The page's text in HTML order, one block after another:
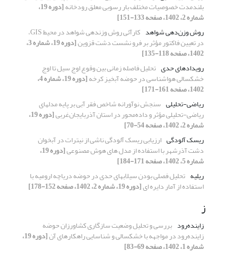
بلندمدت خصوصیات مختلف بار رسوبی معلق رودخانه [دوره 19،
شماره 2، 1402، صفحه 133-151]
روش وزن‌دهی شواهد
کارآئی روش وزن‎دهی شواهد در محیط GIS،
در تعیین فاکتور مؤثر بر فرو نشست دشت قزوین [دوره 19، شماره 3،
1402، صفحه 118-135]
رویدادهای حدی تحلیل فاصله زمانی بین وقوع اوج سیل تا اوج
خشکسالی هواشناسی در حوضه آبخیز کرخه [دوره 19، شماره 4،
1402، صفحه 161-171]
ریاضی-تحلیلی سنجش نوآورانه شاخص فقر آبی بر پایه مدلهای
ریاضی-تحلیلی مؤثر و داده‌محور در استان آذربایجان‌غربی [دوره 19،
شماره 2، 1402، صفحه 54-70]
ریسک آلودگی ارزیابی ریسک آلودگی ناشی از نیترات در آبخوان
دشت آذرشهر با استفاده از مدل های هوش مصنوعی [دوره 19،
شماره 5، 1402، صفحه 171-184]
ریلیه تحلیل فصلی بودن سیلابهای حدی در حوضه دریاچه ارومیه با
استفاده از آمار دایره ای[دوره 19، شماره 2، 1402، صفحه 152-178]
ز
زاینده‌رود بررسی و تحلیل وضعیت سازگاری کشاورزان حوضه
زاینده‌رود در مواجهه با خشکسالی و شناسایی راهکارهای آن [دوره 19،
شماره 1، 1402، صفحه 69-83]